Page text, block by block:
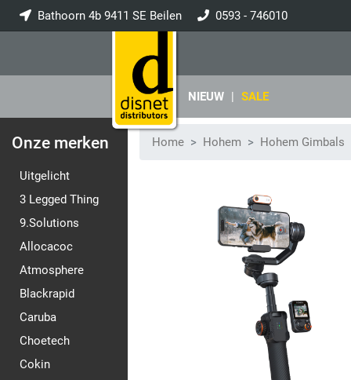
Bathoorn 4b 9411 SE Beilen 0593 - 746010
NIEUW | SALE
Onze merken
Uitgelicht
3 Legged Thing
9.Solutions
Allocacoc
Atmosphere
Blackrapid
Caruba
Choetech
Cokin
Home Hohem Hohem Gimbals